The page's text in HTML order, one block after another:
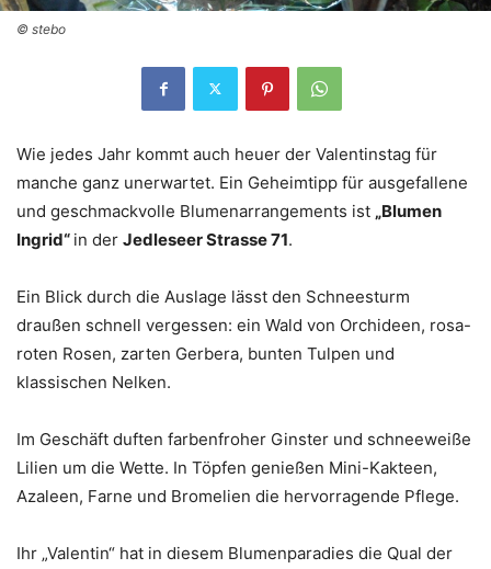
© stebo
Wie jedes Jahr kommt auch heuer der Valentinstag für
manche ganz unerwartet. Ein Geheimtipp für ausgefallene
und geschmackvolle Blumenarrangements ist „Blumen
Ingrid“ in der Jedleseer Strasse 71.
Ein Blick durch die Auslage lässt den Schneesturm
draußen schnell vergessen: ein Wald von Orchideen, rosa-
roten Rosen, zarten Gerbera, bunten Tulpen und
klassischen Nelken.
Im Geschäft duften farbenfroher Ginster und schneeweiße
Lilien um die Wette. In Töpfen genießen Mini-Kakteen,
Azaleen, Farne und Bromelien die hervorragende Pflege.
Ihr „Valentin“ hat in diesem Blumenparadies die Qual der